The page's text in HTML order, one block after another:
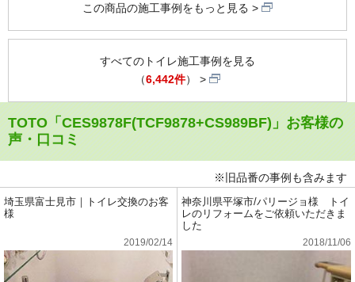
この商品の施工事例をもっと見る
すべてのトイレ施工事例を見る
（6,442件）
TOTO「CES9878F(TCF9878+CS989BF)」お客様の
声・口コミ
※旧品番の事例も含みます
埼玉県富士見市｜トイレ交換のお客
様
2019/02/14
神奈川県平塚市/パリージョ様 トイ
レのリフォームをご依頼いただきま
した
2018/11/06